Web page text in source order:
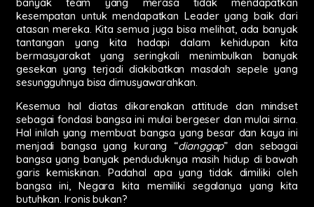
kesempatan untuk mendapatkan Leader yang baik dari
atasan mereka. Kita semua juga bisa melihat, ada banyak
tantangan yang kita hadapi dalam kehidupan kita
bermasyarakat yang seringkali menimbulkan banyak
gesekan yang terjadi diakibatkan masalah sepele yang
sesungguhnya bisa dimusyawarahkan.
Kesemua hal diatas dikarenakan attitude dan mindset
sebagai fondasi bangsa ini mulai bergeser dan mulai sirna.
Hal inilah yang membuat bangsa yang besar dan kaya ini
menjadi bangsa yang kurang “dianggap” dan sebagai
bangsa yang banyak penduduknya masih hidup di bawah
garis kemiskinan. Padahal apa yang tidak dimiliki oleh
bangsa ini, Negara kita memiliki segalanya yang kita
butuhkan. Ironis bukan?